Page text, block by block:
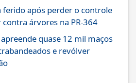
após perder o controle
árvores na PR-364
quase 12 mil maços
e revólver